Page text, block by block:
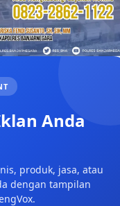
Anda
produk, jasa, atau
dengan tampilan